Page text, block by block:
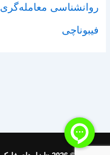
روانشناسی معامله‌گری
فیبوناچی